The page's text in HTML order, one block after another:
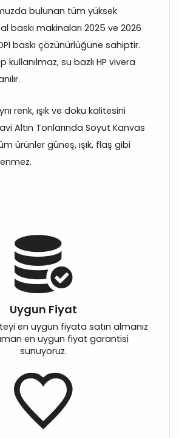
bulunan tüm yüksek
baskı makinaları 2025 ve 2026
baskı çözünürlüğüne sahiptir.
kullanılmaz, su bazlı HP vivera
renk, ışık ve doku kalitesini
Altın Tonlarında Soyut Kanvas
ürünler güneş, ışık, flaş gibi
Uygun Fiyat
en uygun fiyata satın almanız
en uygun fiyat garantisi
sunuyoruz.